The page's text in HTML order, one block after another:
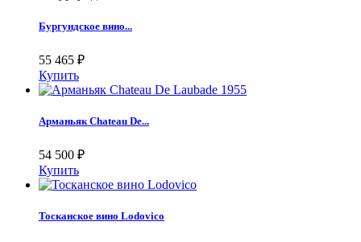
Бургундское вино...
55 465 ₽
Купить
Арманьяк Chateau De...
54 500 ₽
Купить
Тосканское вино Lodovico